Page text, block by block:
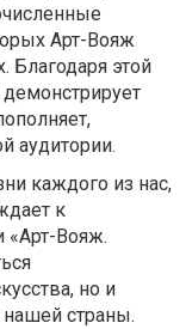
Арт-Вояж
Благодаря этой
аудитории.
каждого из нас,
к
Вояж.
но и
нашей страны.